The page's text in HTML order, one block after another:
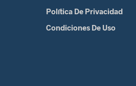
Política De Privacidad
Condiciones De Uso